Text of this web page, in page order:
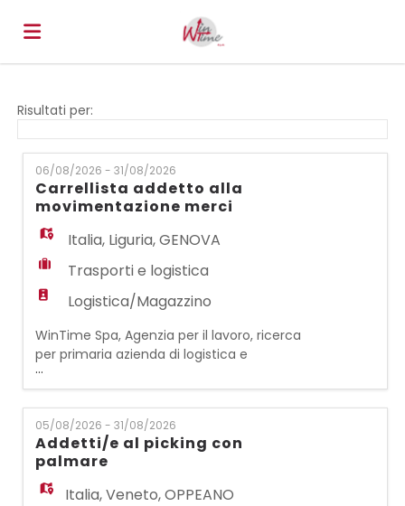
Offerte
di
lavoro
Carica
CV
Login
Lingua
EN
FR
Risultati per:
06/08/2026 - 31/08/2026
Carrellista addetto alla
movimentazione merci
Italia, Liguria,GENOVA
Trasporti e logistica
Logistica/Magazzino
WinTime Spa, Agenzia per il lavoro, ricerca
per primaria azienda di logistica e
movimentazione industriale, 6 Carrellisti
addetti alla movimentazione merci tramite
guida del muletto. Le risorse saranno
impegnate nelle operazioni di allestimento
e disallestimento del Salone Nautico 2026, si
occuperanno della movimentazione con
muletto delle merci e
...
05/08/2026 - 31/08/2026
Addetti/e al picking con
palmare
Italia,Veneto,OPPEANO